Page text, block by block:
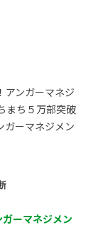
アンガーマネジ
まち５万部突破
ガーマネジメン
ーマネジメン